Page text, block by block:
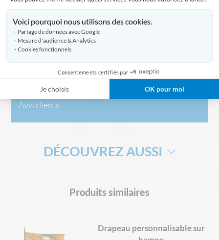
Voici pourquoi nous utilisons des cookies.
Partage de données avec Google
Mesure d'audience & Analytics
Cookies fonctionnels
Consentements certifiés par
Je choisis OK pour moi
Caractéristiques
Avis clients
DÉCOUVREZ AUSSI
Produits similaires
Drapeau personnalisable sur